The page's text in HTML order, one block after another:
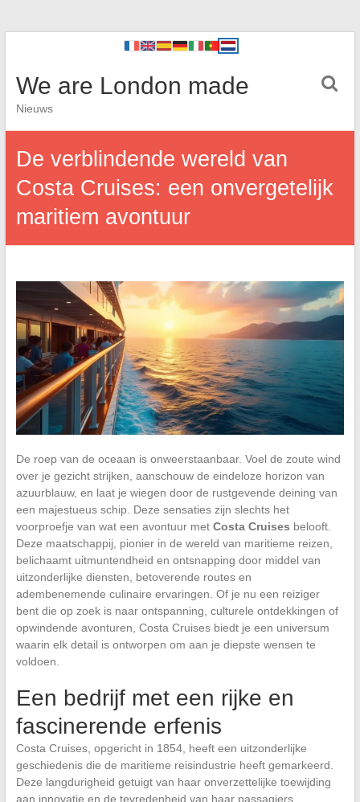
We are London made
Nieuws
De verblindende wereld van
Costa Cruises: een onvergetelijk
maritiem avontuur
De roep van de oceaan is onweerstaanbaar. Voel de zoute wind
over je gezicht strijken, aanschouw de eindeloze horizon van
azuurblauw, en laat je wiegen door de rustgevende deining van
een majestueus schip. Deze sensaties zijn slechts het
voorproefje van wat een avontuur met Costa Cruises belooft.
Deze maatschappij, pionier in de wereld van maritieme reizen,
belichaamt uitmuntendheid en ontsnapping door middel van
uitzonderlijke diensten, betoverende routes en
adembenemende culinaire ervaringen. Of je nu een reiziger
bent die op zoek is naar ontspanning, culturele ontdekkingen of
opwindende avonturen, Costa Cruises biedt je een universum
waarin elk detail is ontworpen om aan je diepste wensen te
voldoen.
Een bedrijf met een rijke en
fascinerende erfenis
Costa Cruises, opgericht in 1854, heeft een uitzonderlijke
geschiedenis die de maritieme reisindustrie heeft gemarkeerd.
Deze langdurigheid getuigt van haar onverzettelijke toewijding
aan innovatie en de tevredenheid van haar passagiers.